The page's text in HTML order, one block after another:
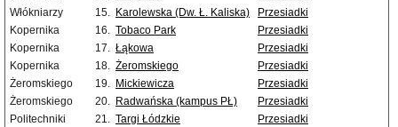
Włókniarzy
15. Karolewska (Dw. Ł. Kaliska)
Przesiadki
Kopernika
16. Tobaco Park
Przesiadki
Kopernika
17. Łąkowa
Przesiadki
Kopernika
18. Żeromskiego
Przesiadki
Żeromskiego
19. Mickiewicza
Przesiadki
Żeromskiego
20. Radwańska (kampus PŁ)
Przesiadki
Politechniki
21. Targi Łódzkie
Przesiadki